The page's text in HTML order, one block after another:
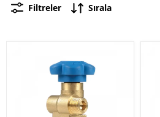
Filtreler Sırala